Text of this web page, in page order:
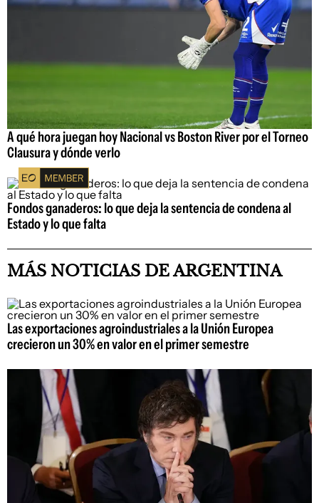
A qué hora juegan hoy Nacional vs Boston River por el Torneo
Clausura y dónde verlo
Fondos ganaderos: lo que deja la sentencia de condena al
Estado y lo que falta
MÁS NOTICIAS DE ARGENTINA
Las exportaciones agroindustriales a la Unión Europea
crecieron un 30% en valor en el primer semestre